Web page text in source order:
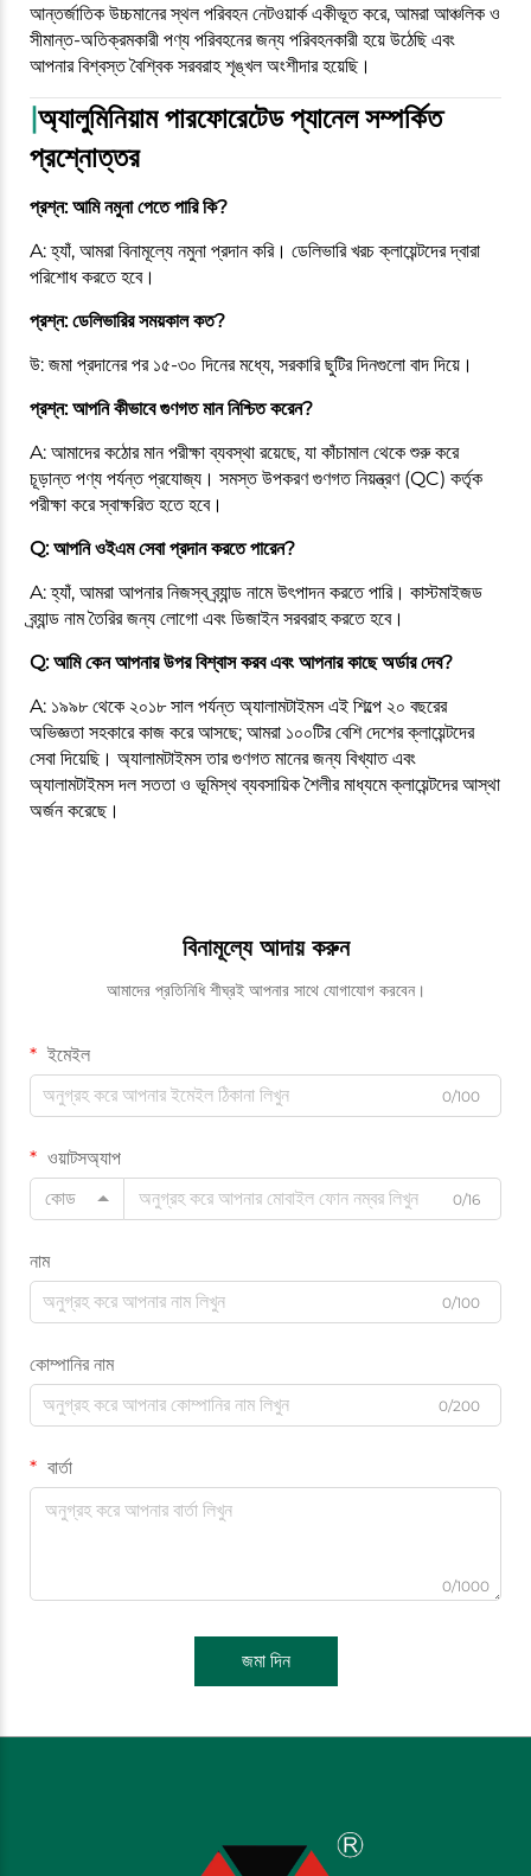
আন্তর্জাতিক উচ্চমানের স্থল পরিবহন নেটওয়ার্ক একীভূত করে, আমরা আঞ্চলিক ও
সীমান্ত-অতিক্রমকারী পণ্য পরিবহনের জন্য পরিবহনকারী হয়ে উঠেছি এবং
আপনার বিশ্বস্ত বৈশ্বিক সরবরাহ শৃঙ্খল অংশীদার হয়েছি।
|অ্যালুমিনিয়াম পারফোরেটেড প্যানেল সম্পর্কিত
প্রশ্নোত্তর
প্রশ্ন: আমি নমুনা পেতে পারি কি?
A: হ্যাঁ, আমরা বিনামূল্যে নমুনা প্রদান করি। ডেলিভারি খরচ ক্লায়েন্টদের দ্বারা
পরিশোধ করতে হবে।
প্রশ্ন: ডেলিভারির সময়কাল কত?
উ: জমা প্রদানের পর ১৫-৩০ দিনের মধ্যে, সরকারি ছুটির দিনগুলো বাদ দিয়ে।
প্রশ্ন: আপনি কীভাবে গুণগত মান নিশ্চিত করেন?
A: আমাদের কঠোর মান পরীক্ষা ব্যবস্থা রয়েছে, যা কাঁচামাল থেকে শুরু করে
চূড়ান্ত পণ্য পর্যন্ত প্রযোজ্য। সমস্ত উপকরণ গুণগত নিয়ন্ত্রণ (QC) কর্তৃক
পরীক্ষা করে স্বাক্ষরিত হতে হবে।
Q: আপনি ওইএম সেবা প্রদান করতে পারেন?
A: হ্যাঁ, আমরা আপনার নিজস্ব ব্র্যান্ড নামে উৎপাদন করতে পারি। কাস্টমাইজড
ব্র্যান্ড নাম তৈরির জন্য লোগো এবং ডিজাইন সরবরাহ করতে হবে।
Q: আমি কেন আপনার উপর বিশ্বাস করব এবং আপনার কাছে অর্ডার দেব?
A: ১৯৯৮ থেকে ২০১৮ সাল পর্যন্ত অ্যালামটাইমস এই শিল্পে ২০ বছরের
অভিজ্ঞতা সহকারে কাজ করে আসছে; আমরা ১০০টির বেশি দেশের ক্লায়েন্টদের
সেবা দিয়েছি। অ্যালামটাইমস তার গুণগত মানের জন্য বিখ্যাত এবং
অ্যালামটাইমস দল সততা ও ভূমিস্থ ব্যবসায়িক শৈলীর মাধ্যমে ক্লায়েন্টদের আস্থা
অর্জন করেছে।
বিনামূল্যে আদায় করুন
আমাদের প্রতিনিধি শীঘ্রই আপনার সাথে যোগাযোগ করবেন।
ইমেইল
0/100
ওয়াটসঅ্যাপ
কোড
0/16
নাম
0/100
কোম্পানির নাম
0/200
বার্তা
0/1000
জমা দিন